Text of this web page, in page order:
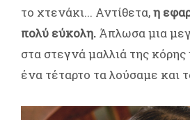
το χτενάκι... Αντίθετα,η
πολύ εύκολη. Άπλωσα μια
στα στεγνά μαλλιά της
ένα τέταρτο τα λούσαμε και